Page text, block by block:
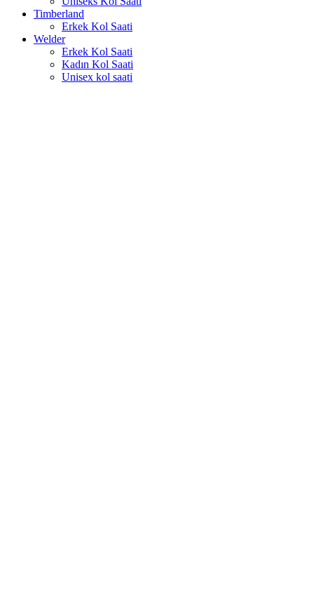
Timberland
Erkek Kol Saati
Welder
Erkek Kol Saati
Kadın Kol Saati
Unisex kol saati